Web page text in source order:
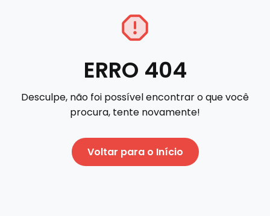
ERRO 404
Desculpe, não foi possível encontrar o que você
procura, tente novamente!
Voltar para o Início